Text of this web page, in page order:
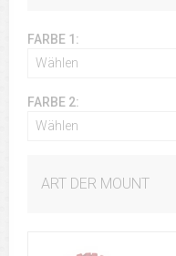
FARBE 1:
Wählen
FARBE 2:
Wählen
ART DER MOUNT